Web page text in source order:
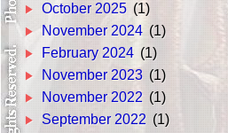
October 2025 (1)
November 2024 (1)
February 2024 (1)
November 2023 (1)
November 2022 (1)
September 2022 (1)